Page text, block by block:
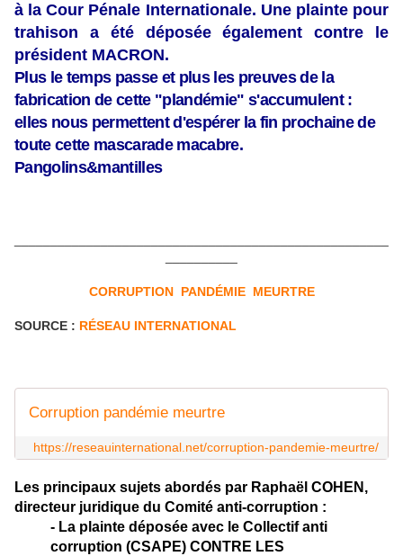
à la Cour Pénale Internationale. Une plainte pour
trahison a été déposée également contre le
président MACRON.
Plus le temps passe et plus les preuves de la
fabrication de cette "plandémie" s'accumulent :
elles nous permettent d'espérer la fin prochaine de
toute cette mascarade macabre.
Pangolins&mantilles
CORRUPTION PANDÉMIE MEURTRE
SOURCE : RÉSEAU INTERNATIONAL
Corruption pandémie meurtre
https://reseauinternational.net/corruption-pandemie-meurtre/
Les principaux sujets abordés par Raphaël COHEN,
directeur juridique du Comité anti-corruption :
- La plainte déposée avec le Collectif anti
corruption (CSAPE) CONTRE LES